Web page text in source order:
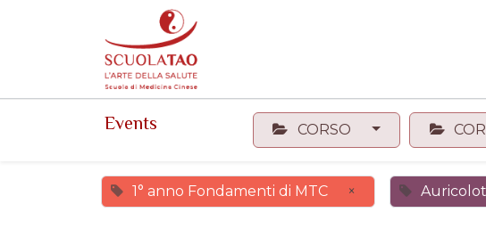
Events CORSO
1° anno Fondamenti di MTC ×